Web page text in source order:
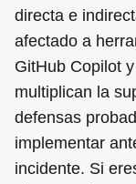
directa e
afectado a
GitHub Copilot
multiplican la
defensas
implementar
incidente. Si